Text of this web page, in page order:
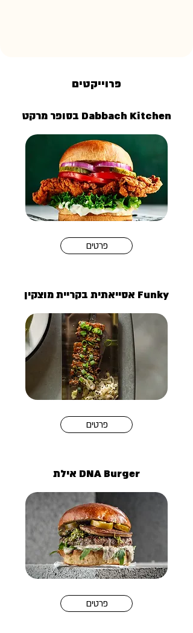
פרוייקטים
Dabbach Kitchen בסופר מרקט
פרטים
Funky אסייאתית בקריית מוצקין
פרטים
DNA Burger אילת
פרטים